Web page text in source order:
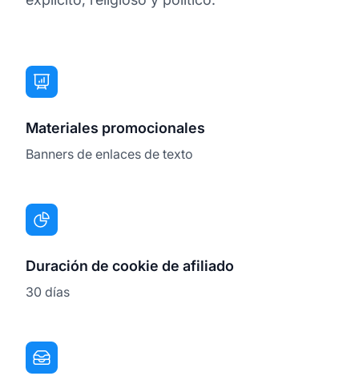
Materiales promocionales
Banners de enlaces de texto
Duración de cookie de afiliado
30 días